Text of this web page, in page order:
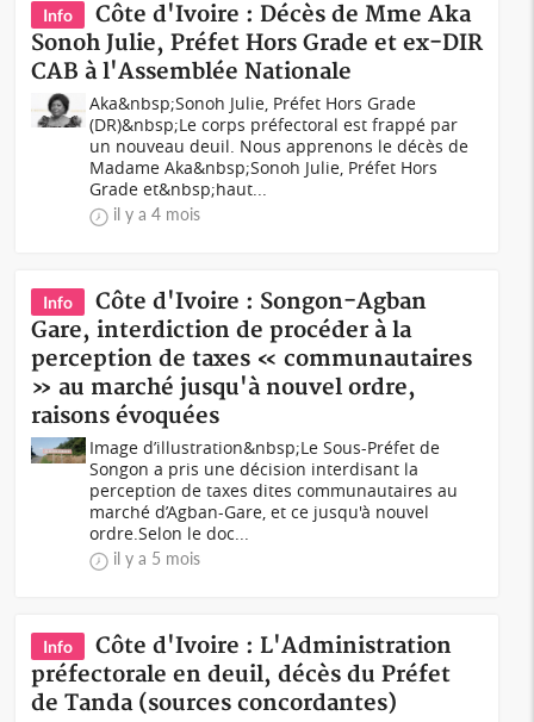
Info
Côte d'Ivoire : Décès de Mme Aka
Sonoh Julie, Préfet Hors Grade et ex-DIR
CAB à l'Assemblée Nationale
Aka&nbsp;Sonoh Julie, Préfet Hors Grade
(DR)&nbsp;Le corps préfectoral est frappé par
un nouveau deuil. Nous apprenons le décès de
Madame Aka&nbsp;Sonoh Julie, Préfet Hors
Grade et&nbsp;haut...
il y a 4 mois
Info
Côte d'Ivoire : Songon-Agban
Gare, interdiction de procéder à la
perception de taxes « communautaires
» au marché jusqu'à nouvel ordre,
raisons évoquées
Image d’illustration&nbsp;Le Sous-Préfet de
Songon a pris une décision interdisant la
perception de taxes dites communautaires au
marché d’Agban-Gare, et ce jusqu'à nouvel
ordre.Selon le doc...
il y a 5 mois
Info
Côte d'Ivoire : L'Administration
préfectorale en deuil, décès du Préfet
de Tanda (sources concordantes)